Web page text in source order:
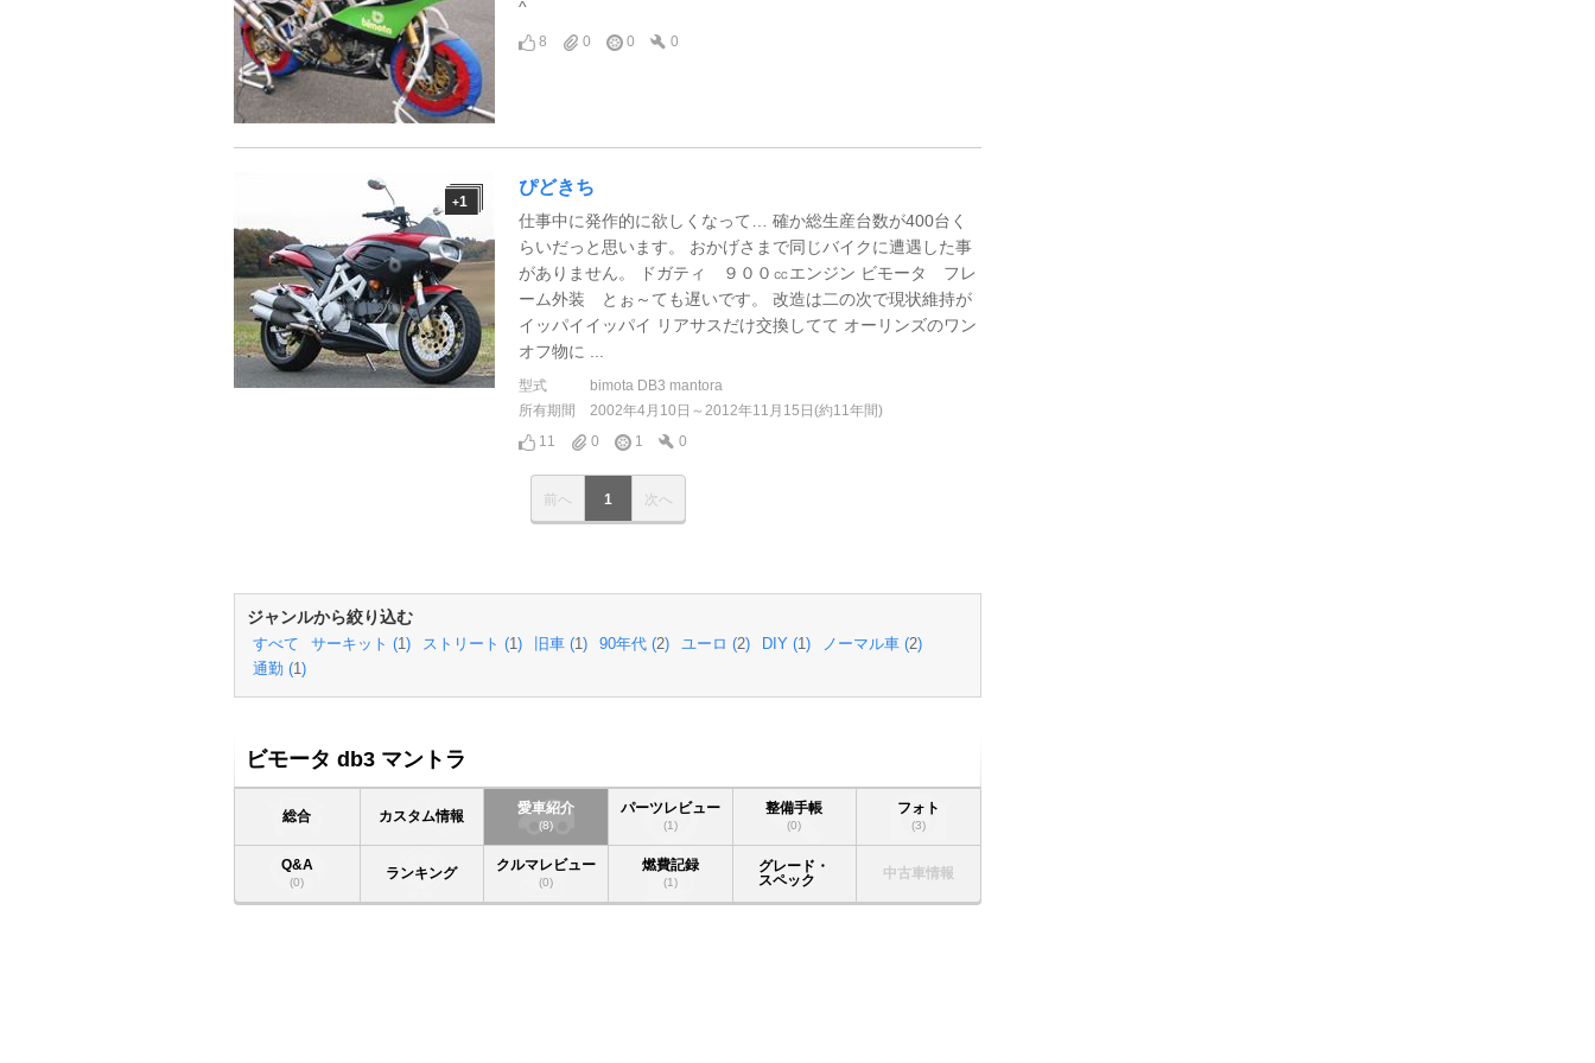
^ゞ
8 0 0 0
+1
ぴどきち
仕事中に発作的に欲しくなって… 確か総生産台数が400台く
らいだっと思います。 おかげさまで同じバイクに遭遇した事
がありません。 ドガティ ９００㏄エンジン ビモータ フレ
ーム外装 とぉ～ても遅いです。 改造は二の次で現状維持が
イッパイイッパイ リアサスだけ交換してて オーリンズのワン
オフ物に ...
型式
bimota DB3 mantora
所有期間
2002年4月10日～2012年11月15日(約11年間)
11
0 1 0
前へ 1 次へ
ジャンルから絞り込む
すべて サーキット (1) ストリート (1) 旧車 (1) 90年代 (2) ユーロ (2) DIY (1) ノーマル車 (2)
通勤 (1)
ビモータ db3 マントラ
総合 カスタム情報
愛車紹介
(8)
パーツレビュー
(1)
整備手帳
(0)
フォト
(3)
Q&A
(0) ランキング
クルマレビュー
(0)
燃費記録
(1)
グレード・
スペック
中古車情報